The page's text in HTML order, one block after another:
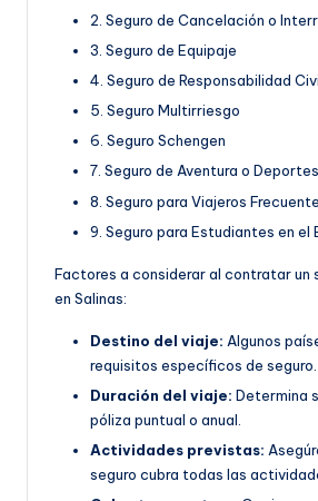
2. Seguro de Cancelación o
3. Seguro de Equipaje
4. Seguro de Responsabilidad
5. Seguro Multirriesgo
6. Seguro Schengen
7. Seguro de Aventura o
8. Seguro para Viajeros
9. Seguro para Estudiantes en el
Factores a considerar al contratar un
en Salinas:
Destino del viaje: Algunos
requisitos específicos de seguro.
Duración del viaje: Determina
póliza puntual o anual.
Actividades previstas:
seguro cubra todas las